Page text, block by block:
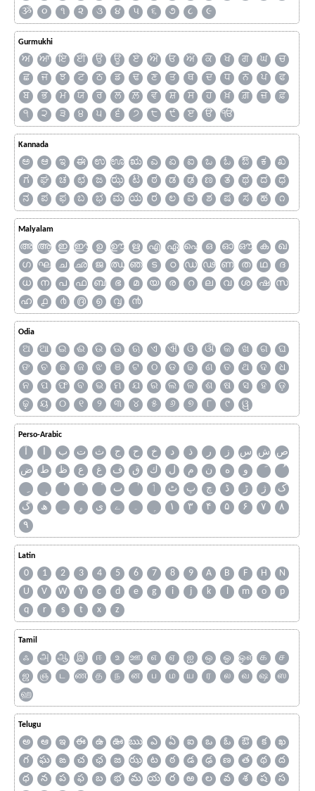
ૐ
૦ ૧ ૨ ૩ ૪ ૫ ૬ ૭ ૮ ૯
Gurmukhi
ਅ ਆ ਇ ਈ ਉ ਊ ਏ ਐ ਓ ਔ ਕ ਖ ਗ ਘ
ਚ
ਛ
ਜ ਝ ਟ ਠ ਡ ਢ ਣ ਤ ਥ ਦ ਧ ਨ ਪ
ਫ
ਬ
ਭ ਮ ਯ ਰ ਲ ਲ਼ ਵ ਸ਼ ਸ ਹ ਖ਼ ਗ਼ ਜ਼
ਫ਼
੧
੨ ੩ ੪ ੫ ੬ ੭ ੮ ੯ ੲ ੳ ੴ
Kannada
ಅ ಆ ಇ ಈ ಉ ಊ ಋ ಎ ಏ ಐ ಒ ಓ ಔ ಕ
ಖ
ಗ
ಘ ಚ ಛ ಜ ಝ ಟ ಠ ಡ ಢ ಣ ತ ಥ ದ
ಧ
ನ
ಪ ಫ ಬ ಭ ಮ ಯ ರ ಲ ವ ಶ ಷ ಸ ಹ ೧
Malyalam
അ ആ ഇ ഈ ഉ ഊ ഋ എ ഏ ഐ ഒ ഓ ഔ ക
ഖ
ഗ
ഘ ച ഛ ജ ഝ ഞ ട ഠ ഡ ഢ ണ ത ഥ
ദ
ധ
ന പ ഫ ബ ഭ മ യ ര റ ല വ ശ ഷ
സ
ഹ
൧ ൪ ൫ ൭ ൮ ൯
Odia
ଅ ଆ ଇ ଈ ଉ ଊ ଋ ଏ ଐ ଓ ଔ କ ଖ ଗ
ଘ
ଙ
ଚ ଛ ଜ ଝ ଞ ଟ ଠ ଡ ଢ ଣ ତ ଥ ଦ
ଧ
ନ
ପ ଫ ବ ଭ ମ ଯ ର ଲ ଳ ଶ ଷ ସ ହ
ଡ଼
ଢ଼
ୟ ୦ ୧ ୨ ୩ ୪ ୫ ୬ ୭ ୮ ୯ ୱ
Perso-Arabic
آ ا ب ت ث ج ح خ د ذ ر ز س ش ص
ض
ط ظ ع غ ف ق ك ل م ن ه
و
ٮ
ٲ ٹ پ چ ڈ ڑ ژ
ک
گ
ھ ہ ۄ ی ے ۔ ۱ ۳ ۴ ۵ ۶ ۷
۸
۹
Latin
0 1 2 3 4 5 6 7 8 9 A B F H
N
U
V W Y c d e g i j k l m o
p
q
r s t x z
Tamil
ஃ அ ஆ இ ஈ உ ஊ எ ஏ ஐ ஒ ஓ ஔ க
ச
ஜ
ஞ ட ண த ந ன ப ம ய ர ல வ ஷ
ஸ
ஹ
Telugu
అ ఆ ఇ ఈ ఉ ఊ ఋ ఎ ఏ ఐ ఒ ఓ ఔ క
ఖ
గ
ఘ ఙ చ ఛ జ ఝ ట ఠ డ ఢ ణ త థ
ద
ధ
న ప ఫ బ భ మ య ర ఱ ల వ శ ష
స